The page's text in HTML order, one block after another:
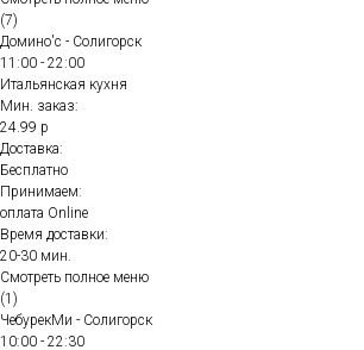
(7)
Домино'с - Солигорск
11:00 - 22:00
Итальянская кухня
Мин. заказ:
24.99 р
Доставка:
Бесплатно
Принимаем:
оплата Online
Время доставки:
20-30 мин.
Смотреть полное меню
(1)
ЧебурекМи - Солигорск
10:00 - 22:30